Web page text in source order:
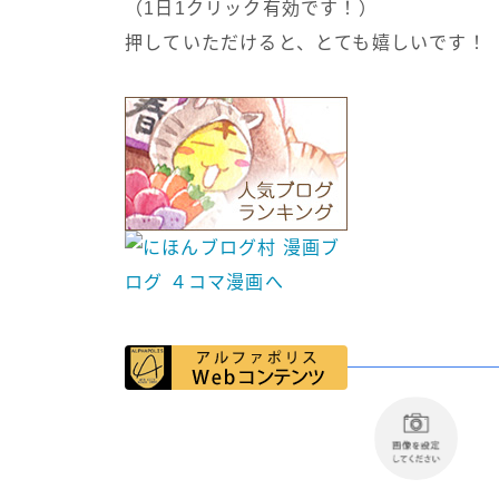
（1日1クリック有効です！）
押していただけると、とても嬉しいです！